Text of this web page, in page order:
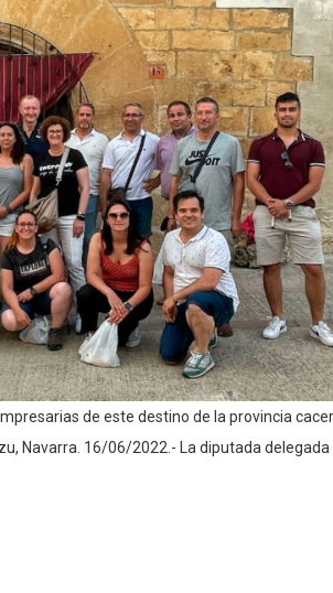
de este destino de la provincia
Navarra. 16/06/2022.- La diputada